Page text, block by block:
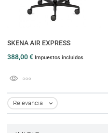
SKENA AIR EXPRESS
388,00 € Impuestos incluidos
Relevancia 